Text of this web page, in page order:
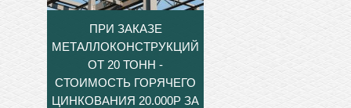
ПРИ ЗАКАЗЕ
МЕТАЛЛОКОНСТРУКЦИЙ
ОТ 20 ТОНН -
СТОИМОСТЬ ГОРЯЧЕГО
ЦИНКОВАНИЯ 20.000Р ЗА